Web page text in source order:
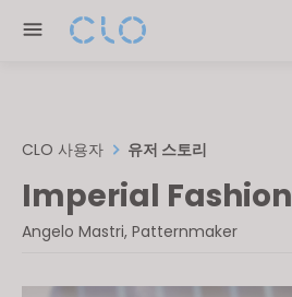
note:
system.
CLO 사용자 유저 스토리
Imperial Fashion
Angelo Mastri, Patternmaker